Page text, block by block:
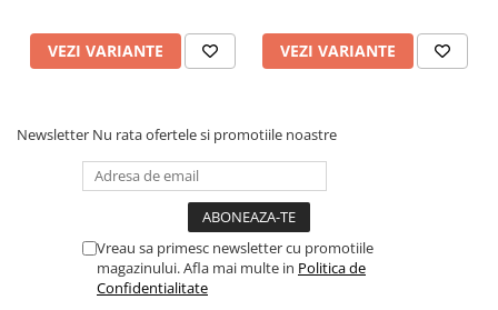
VEZI VARIANTE VEZI VARIANTE
Newsletter Nu rata ofertele si promotiile noastre
Vreau sa primesc newsletter cu promotiile
magazinului. Afla mai multe in Politica de
Confidentialitate